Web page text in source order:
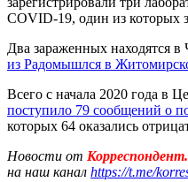
COVID-19, один из которых
Два зараженных находятся в
из Радомышлся в
Всего с начала 2020 года в
поступило 79 сообщений о
которых 64 оказались
Новости от
на наш канал https://t.me/